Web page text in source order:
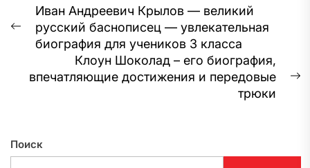
Навигация
по
записям
Предыдущая
запись:
Иван Андреевич Крылов — великий
русский баснописец — увлекательная
биография для учеников 3 класса
Клоун Шоколад – его биография,
впечатляющие достижения и передовые
трюки
Поиск